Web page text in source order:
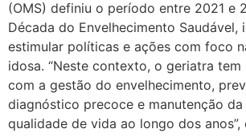
(OMS) definiu o período entre 2021 e
Década do Envelhecimento Saudável,
estimular políticas e ações com foco
idosa. “Neste contexto, o geriatra tem
com a gestão do envelhecimento,
diagnóstico precoce e manutenção
qualidade de vida ao longo dos